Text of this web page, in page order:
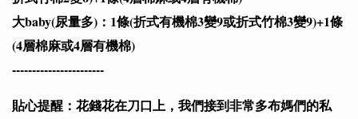
大baby(尿量多)：1條(折式有機棉3變9或折式竹棉3變9)+1條
(4層棉麻或4層有機棉)
-----------------------
貼心提醒：花錢花在刀口上，我們接到非常多布媽們的私